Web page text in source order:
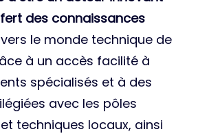
des connaissances
vers le monde technique de
à un accès facilité à
spécialisés et à des
avec les pôles
techniques locaux, ainsi